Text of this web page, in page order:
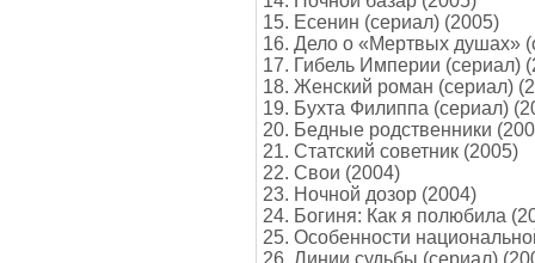
15. Есенин (сериал) (2005)
16. Дело о «Мертвых душах»
17. Гибель Империи (сериал)
18. Женский роман (сериал)
19. Бухта Филиппа (сериал)
20. Бедные родственники
21. Статский советник (2005)
22. Свои (2004)
23. Ночной дозор (2004)
24. Богиня: Как я полюбила
25. Особенности
26. Линии судьбы (сериал)